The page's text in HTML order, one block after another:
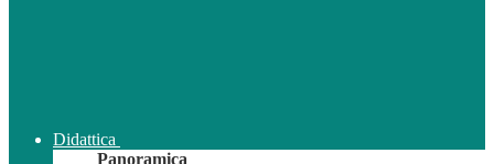
Didattica
Panoramica